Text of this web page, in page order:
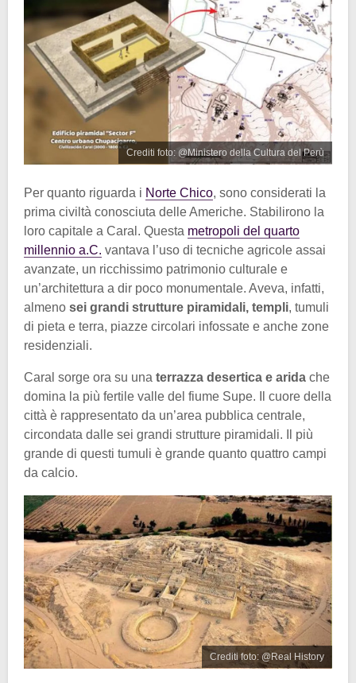
Crediti foto: @Ministero della Cultura del Perù
Per quanto riguarda i Norte Chico, sono considerati la
prima civiltà conosciuta delle Americhe. Stabilirono la
loro capitale a Caral. Questa metropoli del quarto
millennio a.C. vantava l’uso di tecniche agricole assai
avanzate, un ricchissimo patrimonio culturale e
un’architettura a dir poco monumentale. Aveva, infatti,
almeno sei grandi strutture piramidali, templi, tumuli
di pieta e terra, piazze circolari infossate e anche zone
residenziali.
Caral sorge ora su una terrazza desertica e arida che
domina la più fertile valle del fiume Supe. Il cuore della
città è rappresentato da un’area pubblica centrale,
circondata dalle sei grandi strutture piramidali. Il più
grande di questi tumuli è grande quanto quattro campi
da calcio.
Crediti foto: @Real History